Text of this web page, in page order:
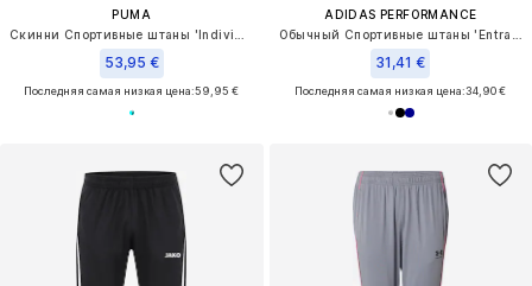
PUMA
53,95 €
Последняя самая низкая цена:59,95 €
ADIDAS PERFORMANCE
31,41 €
Последняя самая низкая цена:34,90 €